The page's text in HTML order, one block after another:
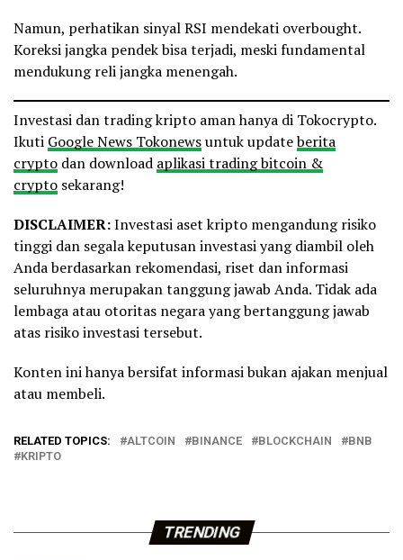
Namun, perhatikan sinyal RSI mendekati overbought.
Koreksi jangka pendek bisa terjadi, meski fundamental
mendukung reli jangka menengah.
Investasi dan trading kripto aman hanya di Tokocrypto.
Ikuti Google News Tokonewsuntuk updateberita
crypto dan download aplikasi trading bitcoin &
crypto sekarang!
DISCLAIMER:Investasi aset kripto mengandung risiko
tinggi dan segala keputusan investasi yang diambil oleh
Anda berdasarkan rekomendasi, riset dan informasi
seluruhnya merupakan tanggung jawab Anda. Tidak ada
lembaga atau otoritas negara yang bertanggung jawab
atas risiko investasi tersebut.
Konten ini hanya bersifat informasi bukan ajakan menjual
atau membeli.
RELATED TOPICS: ALTCOIN BINANCE BLOCKCHAIN
BNB
KRIPTO
TRENDING